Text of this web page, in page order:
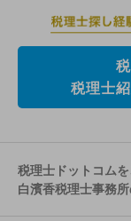
税理士
税理士ドットコム
白濱香税理士事務